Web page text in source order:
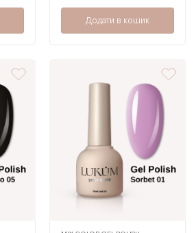
Додати в кошик